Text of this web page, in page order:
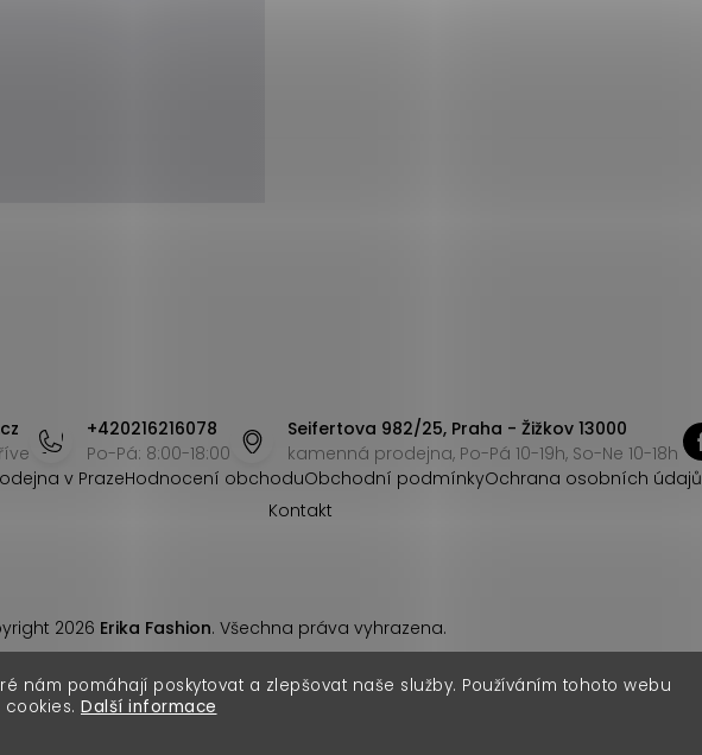
nám pomáhají poskytovat a zlepšovat naše služby. Používáním tohoto webu
Další informace
+420216216078
Po-Pá: 8:00-18:00
Seifertova 982/25, Praha - Žižkov 13000
kamenná prodejna, Po-Pá 10-19h, So-Ne 10-18h
v PrazeHodnocení obchoduObchodní podmínkyOchrana osobních údajů
Kontakt
2026 Erika Fashion. Všechna práva vyhrazena.